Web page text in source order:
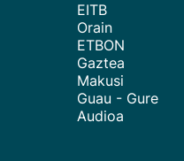
EITB
Orain
ETBON
Gaztea
Makusi
Guau - Gure
Audioa